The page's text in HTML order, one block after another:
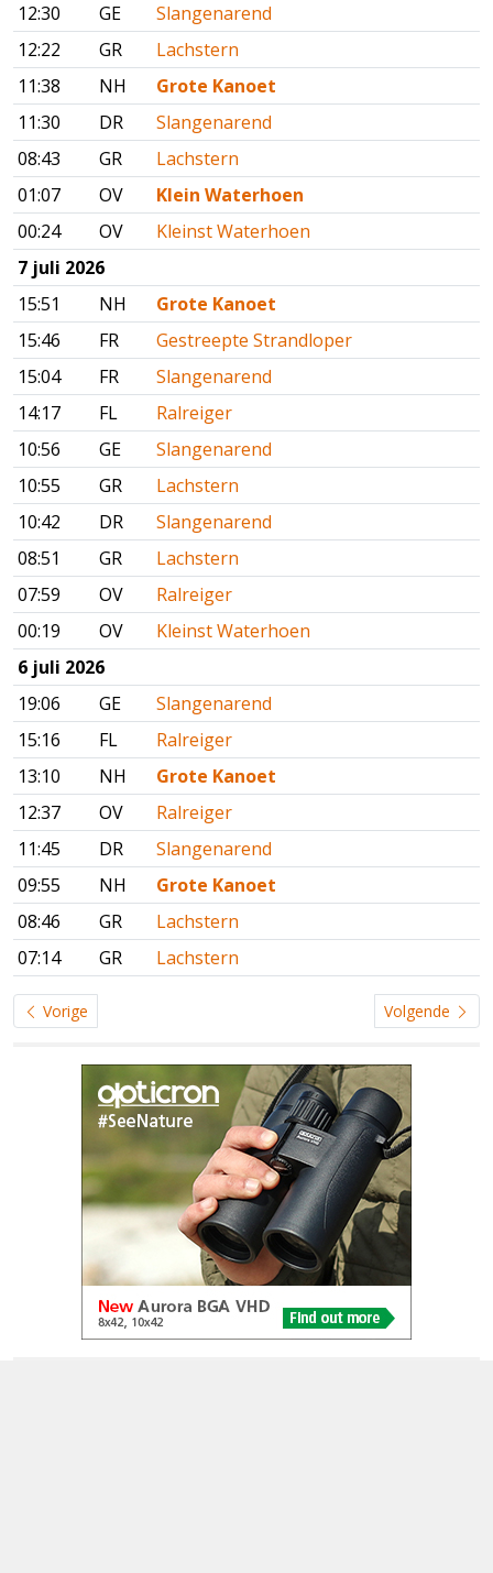
12:30
GE
Slangenarend
12:22
GR
Lachstern
11:38
NH
Grote Kanoet
11:30
DR
Slangenarend
08:43
GR
Lachstern
01:07
OV
Klein Waterhoen
00:24
OV
Kleinst Waterhoen
7 juli 2026
15:51
NH
Grote Kanoet
15:46
FR
Gestreepte Strandloper
15:04
FR
Slangenarend
14:17
FL
Ralreiger
10:56
GE
Slangenarend
10:55
GR
Lachstern
10:42
DR
Slangenarend
08:51
GR
Lachstern
07:59
OV
Ralreiger
00:19
OV
Kleinst Waterhoen
6 juli 2026
19:06
GE
Slangenarend
15:16
FL
Ralreiger
13:10
NH
Grote Kanoet
12:37
OV
Ralreiger
11:45
DR
Slangenarend
09:55
NH
Grote Kanoet
08:46
GR
Lachstern
07:14
GR Lachstern
Vorige Volgende